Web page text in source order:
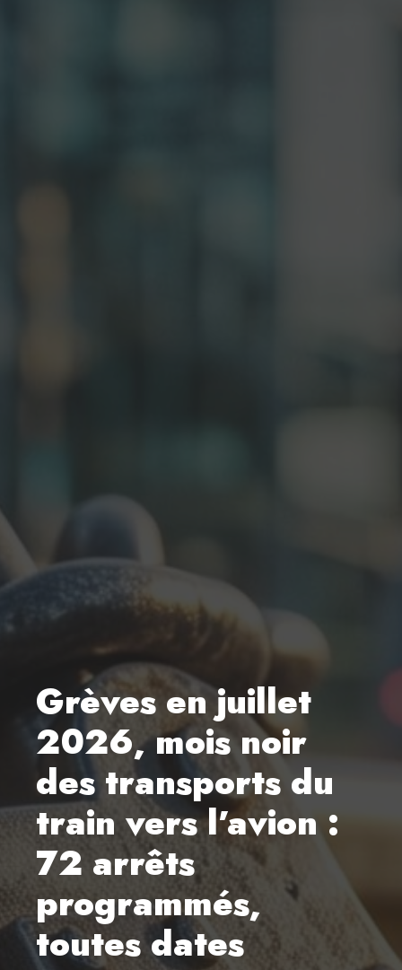
Grèves en juillet
2026, mois noir
des transports du
train vers l’avion :
72 arrêts
programmés,
toutes dates